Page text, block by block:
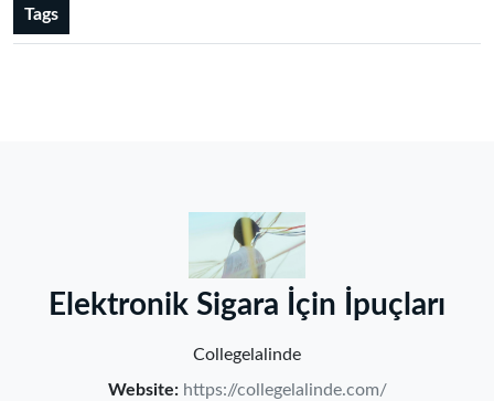
Tags
‌Elektronik Sigara İçin İpuçları‌
Collegelalinde
Website: https://collegelalinde.com/